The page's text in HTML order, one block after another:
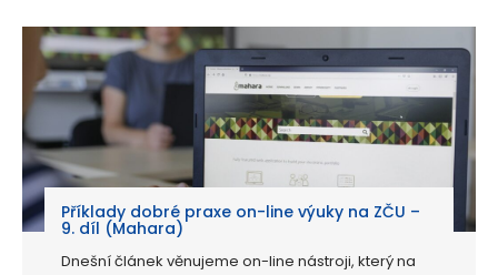
Příklady dobré praxe on-line výuky na ZČU –
9. díl (Mahara)
Dnešní článek věnujeme on-line nástroji, který na